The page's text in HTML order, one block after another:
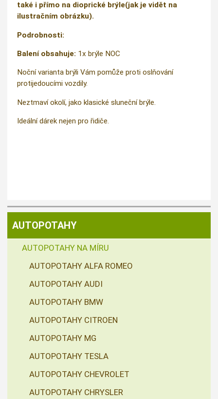
také i přímo na dioprické brýle(jak je vidět na
ilustračním obrázku).
Podrobnosti:
Balení obsahuje: 1x brýle NOC
Noční varianta brýli Vám pomůže proti oslňování
protijedoucími vozdily.
Neztmaví okolí, jako klasické sluneční brýle.
Ideální dárek nejen pro řidiče.
AUTOPOTAHY
AUTOPOTAHY NA MÍRU
AUTOPOTAHY ALFA ROMEO
AUTOPOTAHY AUDI
AUTOPOTAHY BMW
AUTOPOTAHY CITROEN
AUTOPOTAHY MG
AUTOPOTAHY TESLA
AUTOPOTAHY CHEVROLET
AUTOPOTAHY CHRYSLER